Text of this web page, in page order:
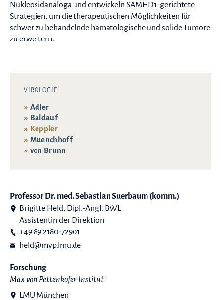
Nukleosidanaloga und entwickeln SAMHD1-gerichtete
Strategien, um die therapeutischen Möglichkeiten für
schwer zu behandelnde hämatologische und solide Tumore
zu erweitern.
VIROLOGIE
Adler
Baldauf
Keppler
Muenchhoff
von Brunn
Professor Dr. med. Sebastian Suerbaum (komm.)
Brigitte Held, Dipl.-Angl. BWL
Assistentin der Direktion
+49 89 2180-72901
held@mvp.lmu.de
Forschung
Max von Pettenkofer-Institut
LMU München